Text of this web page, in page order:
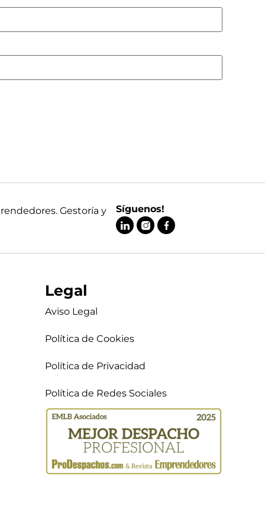
Gestoría y Síguenos!
Legal
Aviso Legal
Política de Cookies
Política de Privacidad
Política de Redes Sociales